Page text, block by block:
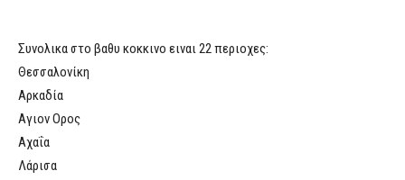
Συνολικα στο βαθυ κοκκινο ειναι 22 περιοχες:
Θεσσαλονίκη
Αρκαδία
Αγιον Ορος
Αχαΐα
Λάρισα